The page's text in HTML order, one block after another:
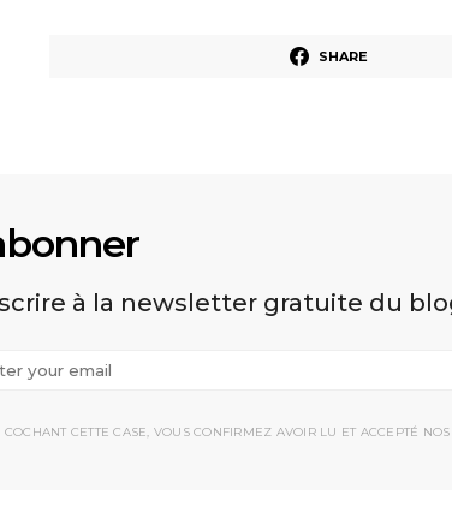
SHARE
à la newsletter gratuite du
COCHANT CETTE CASE, VOUS CONFIRMEZ AVOIR LU ET ACCEPTÉ